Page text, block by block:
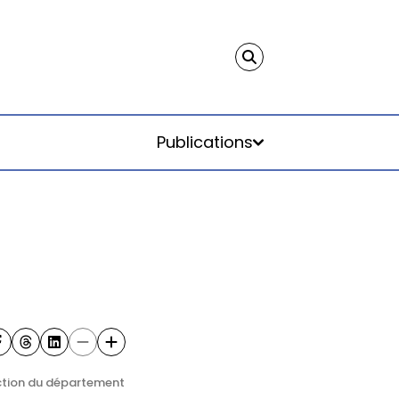
Publications
du département